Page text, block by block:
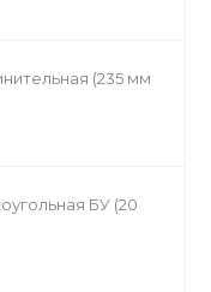
(235 мм
БУ (20